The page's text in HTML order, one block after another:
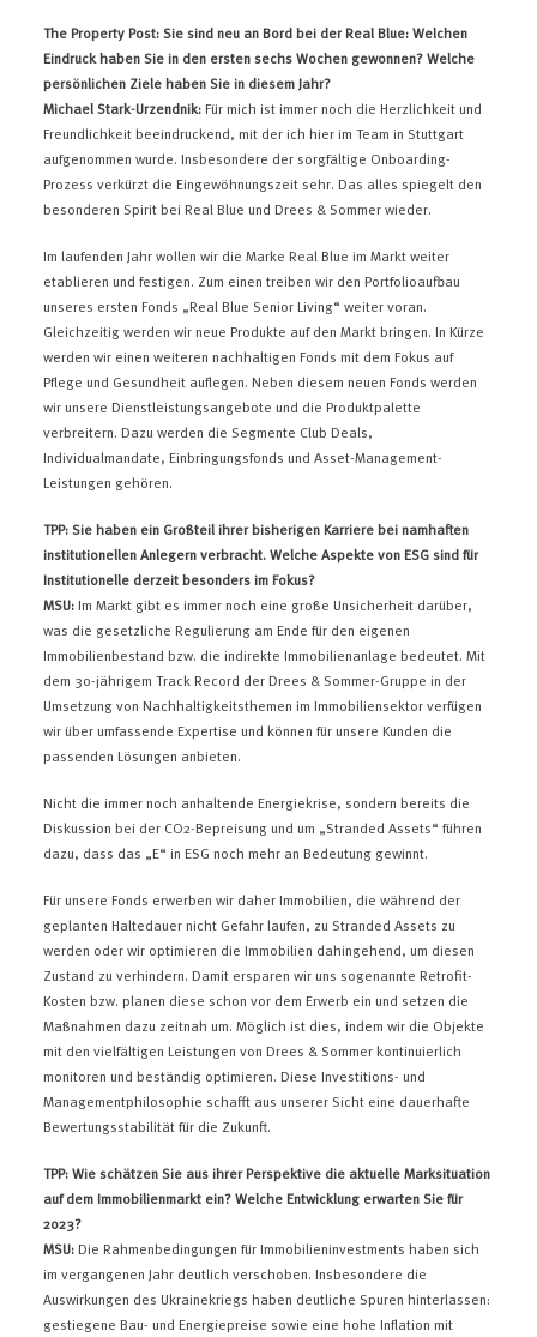
The Property Post: Sie sind neu an Bord bei der Real Blue: Welchen
Eindruck haben Sie in den ersten sechs Wochen gewonnen? Welche
persönlichen Ziele haben Sie in diesem Jahr?
Michael Stark-Urzendnik: Für mich ist immer noch die Herzlichkeit und
Freundlichkeit beeindruckend, mit der ich hier im Team in Stuttgart
aufgenommen wurde. Insbesondere der sorgfältige Onboarding-
Prozess verkürzt die Eingewöhnungszeit sehr. Das alles spiegelt den
besonderen Spirit bei Real Blue und Drees & Sommer wieder.
Im laufenden Jahr wollen wir die Marke Real Blue im Markt weiter
etablieren und festigen. Zum einen treiben wir den Portfolioaufbau
unseres ersten Fonds „Real Blue Senior Living“ weiter voran.
Gleichzeitig werden wir neue Produkte auf den Markt bringen. In Kürze
werden wir einen weiteren nachhaltigen Fonds mit dem Fokus auf
Pflege und Gesundheit auflegen. Neben diesem neuen Fonds werden
wir unsere Dienstleistungsangebote und die Produktpalette
verbreitern. Dazu werden die Segmente Club Deals,
Individualmandate, Einbringungsfonds und Asset-Management-
Leistungen gehören.
TPP: Sie haben ein Großteil ihrer bisherigen Karriere bei namhaften
institutionellen Anlegern verbracht. Welche Aspekte von ESG sind für
Institutionelle derzeit besonders im Fokus?
MSU: Im Markt gibt es immer noch eine große Unsicherheit darüber,
was die gesetzliche Regulierung am Ende für den eigenen
Immobilienbestand bzw. die indirekte Immobilienanlage bedeutet. Mit
dem 30-jährigem Track Record der Drees & Sommer-Gruppe in der
Umsetzung von Nachhaltigkeitsthemen im Immobiliensektor verfügen
wir über umfassende Expertise und können für unsere Kunden die
passenden Lösungen anbieten.
Nicht die immer noch anhaltende Energiekrise, sondern bereits die
Diskussion bei der CO2-Bepreisung und um „Stranded Assets“ führen
dazu, dass das „E“ in ESG noch mehr an Bedeutung gewinnt.
Für unsere Fonds erwerben wir daher Immobilien, die während der
geplanten Haltedauer nicht Gefahr laufen, zu Stranded Assets zu
werden oder wir optimieren die Immobilien dahingehend, um diesen
Zustand zu verhindern. Damit ersparen wir uns sogenannte Retrofit-
Kosten bzw. planen diese schon vor dem Erwerb ein und setzen die
Maßnahmen dazu zeitnah um. Möglich ist dies, indem wir die Objekte
mit den vielfältigen Leistungen von Drees & Sommer kontinuierlich
monitoren und beständig optimieren. Diese Investitions- und
Managementphilosophie schafft aus unserer Sicht eine dauerhafte
Bewertungsstabilität für die Zukunft.
TPP: Wie schätzen Sie aus ihrer Perspektive die aktuelle Marksituation
auf dem Immobilienmarkt ein? Welche Entwicklung erwarten Sie für
2023?
MSU: Die Rahmenbedingungen für Immobilieninvestments haben sich
im vergangenen Jahr deutlich verschoben. Insbesondere die
Auswirkungen des Ukrainekriegs haben deutliche Spuren hinterlassen:
gestiegene Bau- und Energiepreise sowie eine hohe Inflation mit